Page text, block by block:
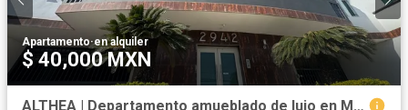
Apartamento·en alquiler
$ 40,000 MXN
ALTHEA | Departamento amueblado de lujo en Monterrey TRES recámaras